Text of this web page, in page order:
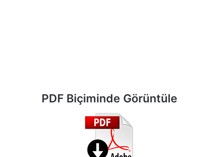
PDF Biçiminde Görüntüle